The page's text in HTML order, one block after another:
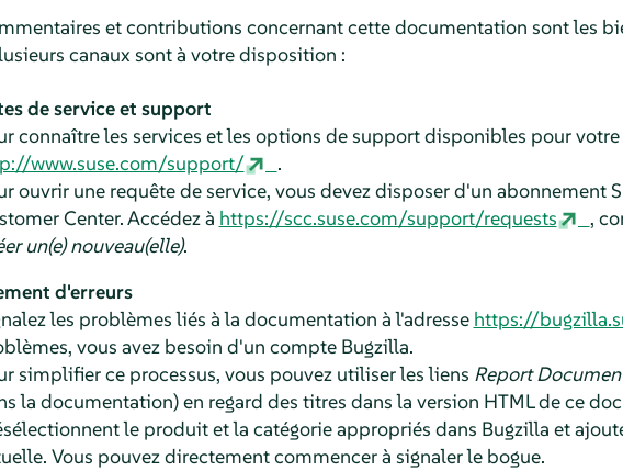
et contributions concernant cette documentation sont les
canaux sont à votre disposition :
de service et support
connaître les services et les options de support disponibles pour
www.suse.com/support/
.
ouvrir une requête de service, vous devez disposer d'un abonnement
Center. Accédez à https://scc.suse.com/support/requests
,
un(e) nouveau(elle).
d'erreurs
les problèmes liés à la documentation à l'adresse https://
vous avez besoin d'un compte Bugzilla.
simplifier ce processus, vous pouvez utiliser les liens Report
la documentation) en regard des titres dans la version HTML de ce
le produit et la catégorie appropriés dans Bugzilla et
Vous pouvez directement commencer à signaler le bogue.